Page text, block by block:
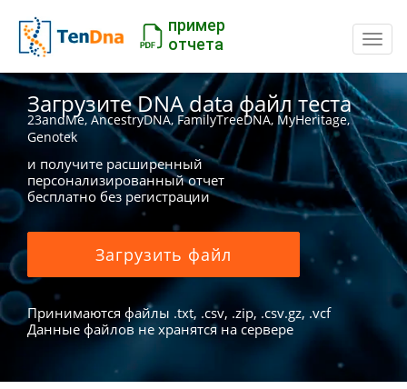
пример
отчета
Загрузите DNA data файл теста
23andMe, AncestryDNA, FamilyTreeDNA, MyHeritage,
Genotek
и получите расширенный
персонализированный отчет
бесплатно без регистрации
Загрузить файл
Принимаются файлы .txt, .csv, .zip, .csv.gz, .vcf
Данные файлов не хранятся на сервере